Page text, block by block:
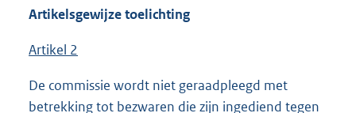
Artikelsgewijze toelichting
Artikel 2
De commissie wordt niet geraadpleegd met
betrekking tot bezwaren die zijn ingediend tegen